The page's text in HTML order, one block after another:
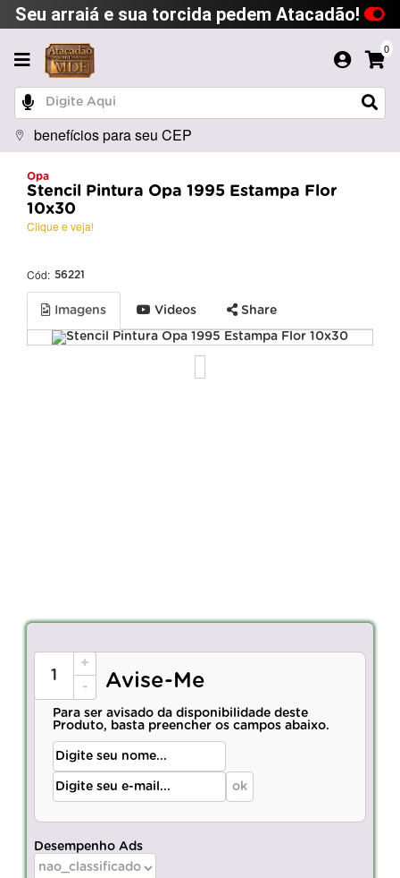
Seu arraiá e sua torcida pedem Atacadão!
0
benefícios para seu CEP
Opa
Stencil Pintura Opa 1995 Estampa Flor
10x30
Clique e veja!
Cód: 56221
Imagens Videos Share
+
-
Avise-Me
Para ser avisado da disponibilidade deste
Produto, basta preencher os campos abaixo.
Desempenho Ads